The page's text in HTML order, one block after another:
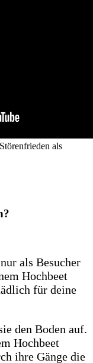
als
als Besucher
Hochbeet
für deine
den Boden auf.
Hochbeet
ihre Gänge die